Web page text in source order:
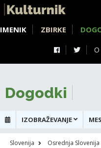
IMENIK ZBIRKE
Dogodki
IZOBRAŽEVANJE
Slovenija Osrednja Slovenija